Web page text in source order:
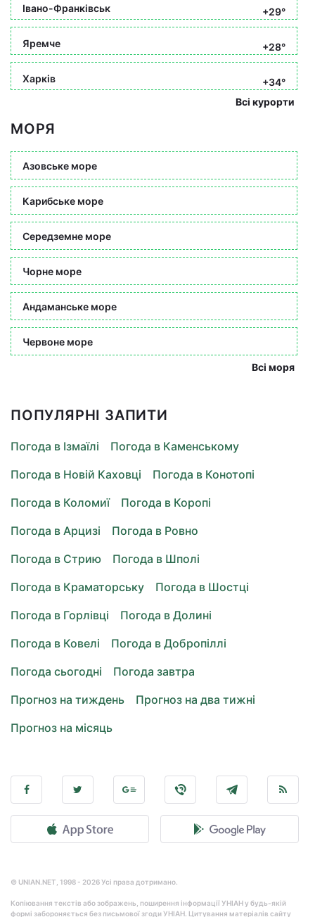
Івано-Франківськ +29°
Яремче +28°
Харків
+34°
Всі курорти
МОРЯ
Азовське море
Карибське море
Середземне море
Чорне море
Андаманське море
Червоне море
Всі моря
ПОПУЛЯРНІ ЗАПИТИ
Погода в Ізмаїлі
Погода в Каменському
Погода в Новій Каховці
Погода в Конотопі
Погода в Коломиї
Погода в Коропі
Погода в Арцизі
Погода в Ровно
Погода в Стрию
Погода в Шполі
Погода в Краматорську
Погода в Шостці
Погода в Горлівці
Погода в Долині
Погода в Ковелі
Погода в Добропіллі
Погода сьогодні
Погода завтра
Прогноз на тиждень
Прогноз на два тижні
Прогноз на місяць
© UNIAN.NET, 1998 - 2026 Усі права дотримано.
Копіювання текстів або зображень, поширення інформації УНІАН у будь-якій
формі забороняється без письмової згоди УНІАН. Цитування матеріалів сайту